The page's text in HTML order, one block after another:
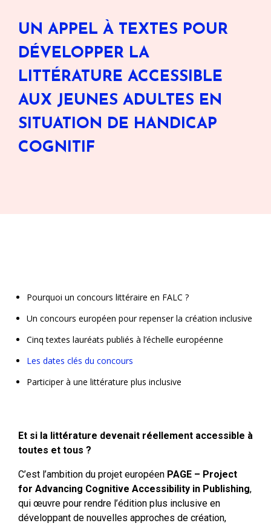
UN APPEL À TEXTES POUR
DÉVELOPPER LA
LITTÉRATURE ACCESSIBLE
AUX JEUNES ADULTES EN
SITUATION DE HANDICAP
COGNITIF
Pourquoi un concours littéraire en FALC ?
Un concours européen pour repenser la création inclusive
Cinq textes lauréats publiés à l’échelle européenne
Les dates clés du concours
Participer à une littérature plus inclusive
Et si la littérature devenait réellement accessible à
toutes et tous ?
C’est l’ambition du projet européen PAGE – Project
for Advancing Cognitive Accessibility in Publishing,
qui œuvre pour rendre l’édition plus inclusive en
développant de nouvelles approches de création,